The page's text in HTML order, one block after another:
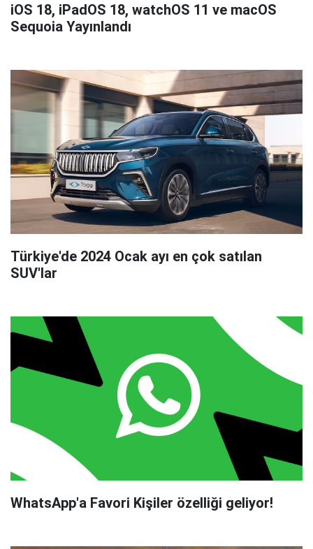
iOS 18, iPadOS 18, watchOS 11 ve macOS
Sequoia Yayınlandı
Türkiye'de 2024 Ocak ayı en çok satılan
SUV'lar
WhatsApp'a Favori Kişiler özelliği geliyor!